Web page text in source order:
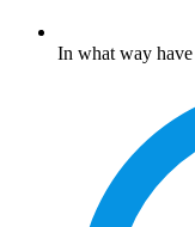
In what way have